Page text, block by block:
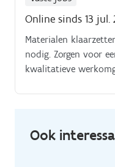
Online sinds 13 jul.
Materialen
nodig. Zorgen voor
kwalitatieve
Ook